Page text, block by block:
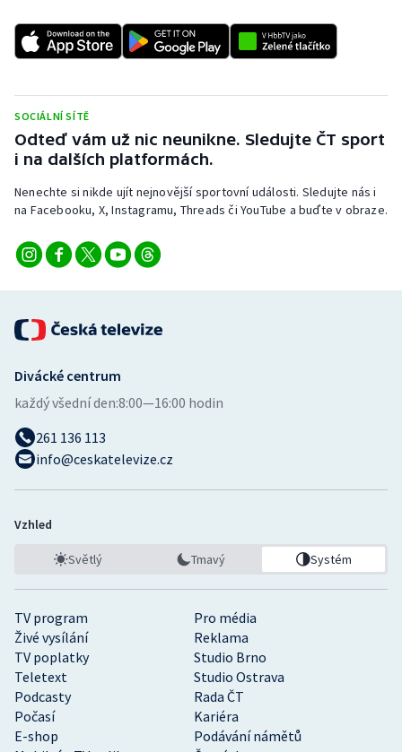
SOCIÁLNÍ SÍTĚ
Odteď vám už nic neunikne. Sledujte ČT sport
i na dalších platformách.
Nenechte si nikde ujít nejnovější sportovní události. Sledujte nás i
na Facebooku, X, Instagramu, Threads či YouTube a buďte v obraze.
TV program
Pro média
Živé vysílání
Reklama
TV poplatky
Studio Brno
Teletext
Studio Ostrava
Podcasty
Rada ČT
Počasí
Kariéra
E-shop
Podávání námětů
Divácké centrum
každý všední den:8:00—16:00 hodin
261 136 113
info@ceskatelevize.cz
Vzhled
Světlý Tmavý Systém